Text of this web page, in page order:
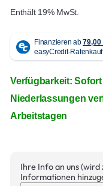
Enthält 19% MwSt.
Verfügbarkeit:
Niederlassungen
Arbeitstagen
Ihre Info an uns (wird
Informationen